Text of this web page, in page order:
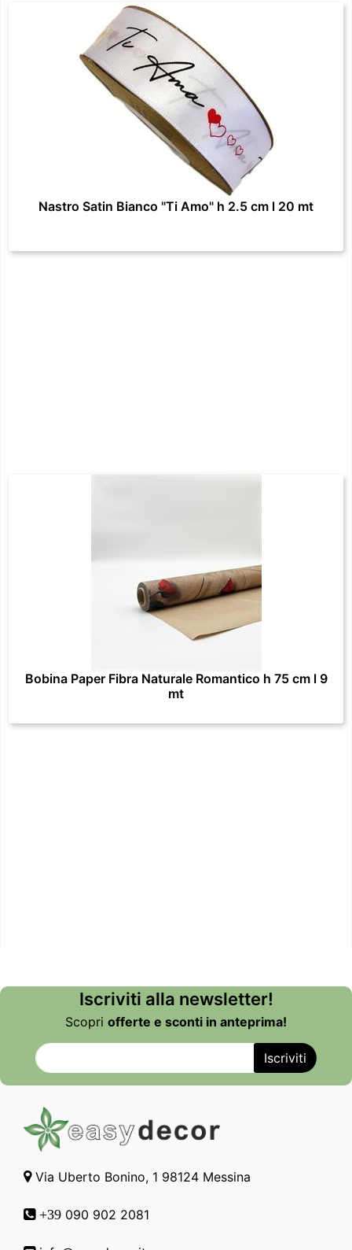
Nastro Satin Bianco "Ti Amo" h 2.5 cm l 20 mt
Bobina Paper Fibra Naturale Romantico h 75 cm l 9
mt
Iscriviti alla newsletter!
Scopri offerte e sconti in anteprima!
Via Uberto Bonino, 1 98124 Messina
+39 090 902 2081